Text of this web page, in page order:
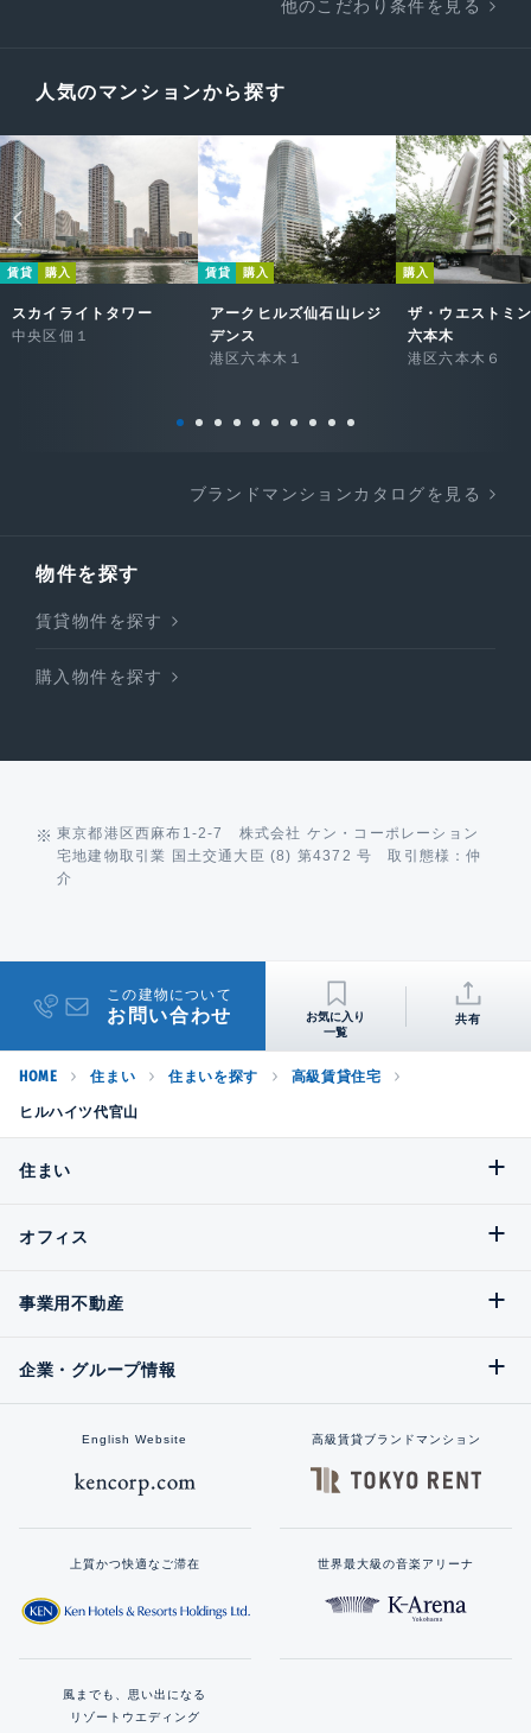
他のこだわり条件を見る
人気のマンションから探す
賃貸 購入
スカイライトタワー
中央区佃１
賃貸 購入
アークヒルズ仙石山レジ
デンス
港区六本木１
購入
ザ・ウエストミ
六本木
港区六本木６
ブランドマンションカタログを見る
物件を探す
賃貸物件を探す
購入物件を探す
東京都港区西麻布1-2-7 株式会社 ケン・コーポレーション
宅地建物取引業 国土交通大臣 (8) 第4372 号 取引態様：仲
介
この建物について
お問い合わせ 共有
HOME 住まい 住まいを探す 高級賃貸住宅
ヒルハイツ代官山
住まい
オフィス
事業用不動産
企業・グループ情報
English Website 高級賃貸ブランドマンション
上質かつ快適なご滞在 世界最大級の音楽アリーナ
風までも、思い出になる
リゾートウエディング